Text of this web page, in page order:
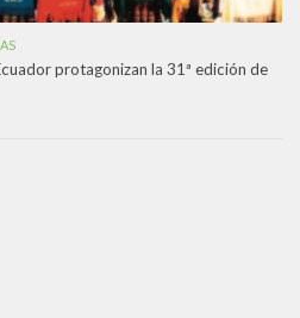
protagonizan la 31ª edición de